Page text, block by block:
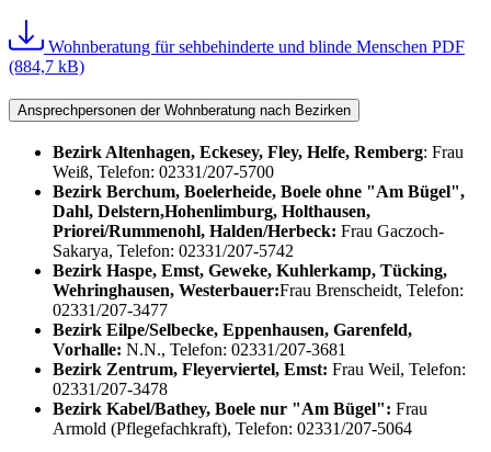
Wohnberatung für sehbehinderte und blinde Menschen PDF
(884,7 kB)
Ansprechpersonen der Wohnberatung nach Bezirken
Bezirk Altenhagen, Eckesey, Fley, Helfe, Remberg: Frau
Weiß, Telefon: 02331/207-5700
Bezirk Berchum, Boelerheide, Boele ohne "Am Bügel",
Dahl, Delstern,Hohenlimburg, Holthausen,
Priorei/Rummenohl, Halden/Herbeck: Frau Gaczoch-
Sakarya, Telefon: 02331/207-5742
Bezirk Haspe, Emst, Geweke, Kuhlerkamp, Tücking,
Wehringhausen, Westerbauer:Frau Brenscheidt, Telefon:
02331/207-3477
Bezirk Eilpe/Selbecke, Eppenhausen, Garenfeld,
Vorhalle: N.N., Telefon: 02331/207-3681
Bezirk Zentrum, Fleyerviertel, Emst: Frau Weil, Telefon:
02331/207-3478
Bezirk Kabel/Bathey, Boele nur "Am Bügel": Frau
Armold (Pflegefachkraft), Telefon: 02331/207-5064